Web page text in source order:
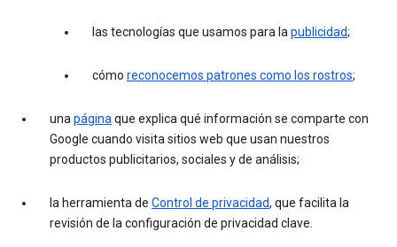
las tecnologías que usamos para lapublicidad;
cómo reconocemos patrones como los rostros;
unapáginaque explica qué información se comparte con
Google cuando visita sitios web que usan nuestros
productos publicitarios, sociales y de análisis;
la herramienta de Control de privacidad, que facilita la
revisión de la configuración de privacidad clave.